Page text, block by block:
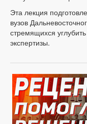
Эта лекция
вузов
стремящихся
экспертизы.